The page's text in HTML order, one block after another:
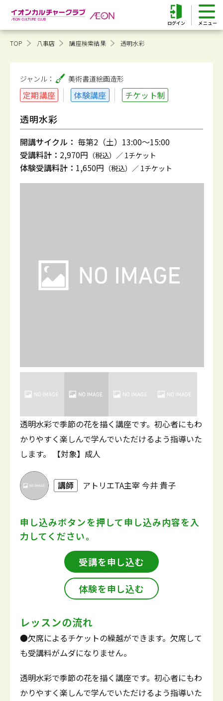
ログイン
TOP 八事店 講座検索結果 透明水彩
ジャンル： 美術書道絵画造形
定期講座 体験講座 チケット制
透明水彩
開講サイクル： 毎第2（土）13:00～15:00
受講料計： 2,970円 （税込）／ 1チケット
体験受講料計： 1,650円 （税込）／ 1チケット
透明水彩で季節の花を描く講座です。初心者にもわ
かりやすく楽しんで学んでいただけるよう指導いた
します。 【対象】成人
講師 アトリエTA主宰 今井 貴子
申し込みボタンを押して申し込み内容を入
力してください。
受講を申し込む
体験を申し込む
レッスンの流れ
●欠席によるチケットの繰越ができます。欠席して
も受講料がムダになりません。
透明水彩で季節の花を描く講座です。初心者にもわ
かりやすく楽しんで学んでいただけるよう指導いた